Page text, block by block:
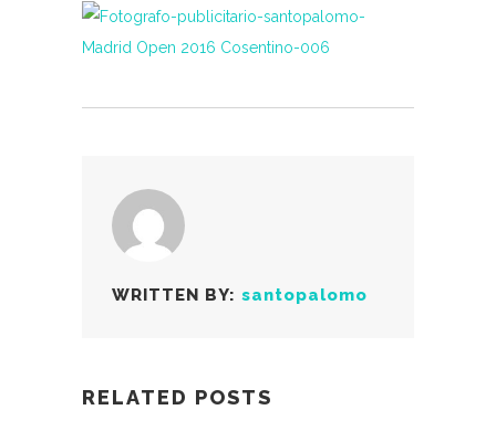
WRITTEN BY: santopalomo
RELATED POSTS